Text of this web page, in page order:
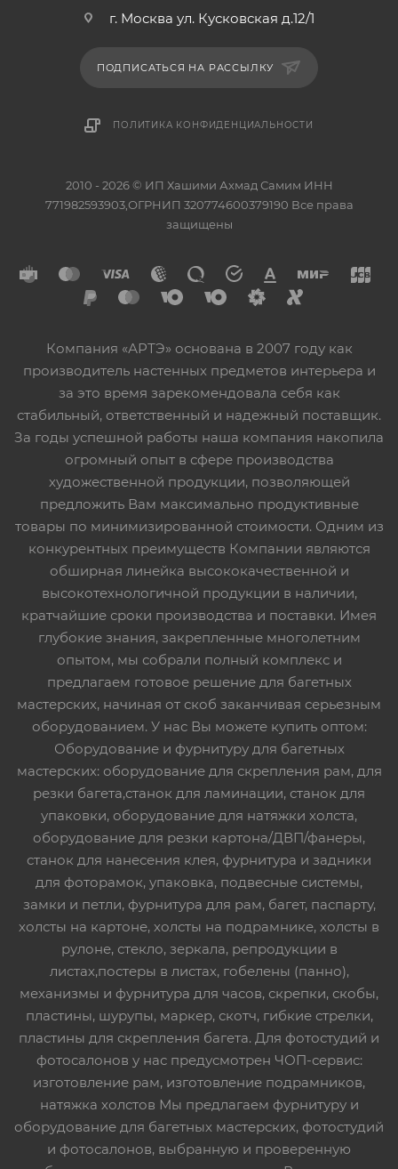
г. Москва ул. Кусковская д.12/1
ПОДПИСАТЬСЯ НА РАССЫЛКУ
ПОЛИТИКА КОНФИДЕНЦИАЛЬНОСТИ
2010 - 2026 © ИП Хашими Ахмад Самим ИНН
771982593903,ОГРНИП 320774600379190 Все права
защищены
Компания «АРТЭ» основана в 2007 году как
производитель настенных предметов интерьера и
за это время зарекомендовала себя как
стабильный, ответственный и надежный поставщик.
За годы успешной работы наша компания накопила
огромный опыт в сфере производства
художественной продукции, позволяющей
предложить Вам максимально продуктивные
товары по минимизированной стоимости. Одним из
конкурентных преимуществ Компании являются
обширная линейка высококачественной и
высокотехнологичной продукции в наличии,
кратчайшие сроки производства и поставки. Имея
глубокие знания, закрепленные многолетним
опытом, мы собрали полный комплекс и
предлагаем готовое решение для багетных
мастерских, начиная от скоб заканчивая серьезным
оборудованием. У нас Вы можете купить оптом:
Оборудование и фурнитуру для багетных
мастерских: оборудование для скрепления рам, для
резки багета,станок для ламинации, станок для
упаковки, оборудование для натяжки холста,
оборудование для резки картона/ДВП/фанеры,
станок для нанесения клея, фурнитура и задники
для фоторамок, упаковка, подвесные системы,
замки и петли, фурнитура для рам, багет, паспарту,
холсты на картоне, холсты на подрамнике, холсты в
рулоне, стекло, зеркала, репродукции в
листах,постеры в листах, гобелены (панно),
механизмы и фурнитура для часов, скрепки, скобы,
пластины, шурупы, маркер, скотч, гибкие стрелки,
пластины для скрепления багета. Для фотостудий и
фотосалонов у нас предусмотрен ЧОП-сервис:
изготовление рам, изготовление подрамников,
натяжка холстов Мы предлагаем фурнитуру и
оборудование для багетных мастерских, фотостудий
и фотосалонов, выбранную и проверенную